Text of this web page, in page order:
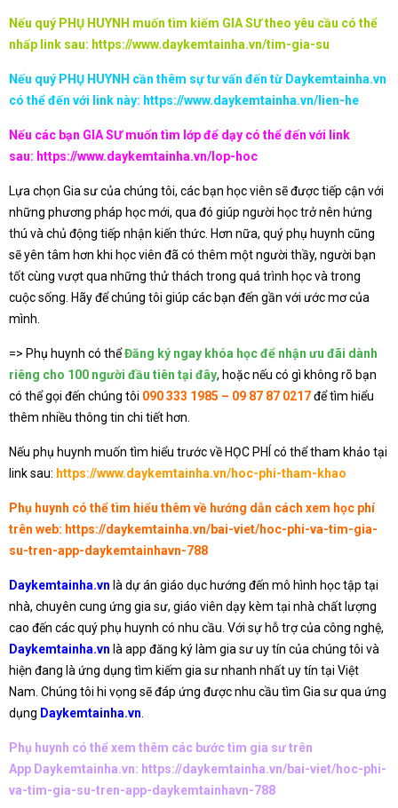
Nếu quý PHỤ HUYNH muốn tìm kiếm GIA SƯ theo yêu cầu có thể
nhấp link sau: https://www.daykemtainha.vn/tim-gia-su
Nếu quý PHỤ HUYNH cần thêm sự tư vấn đến từ Daykemtainha.vn
có thể đến với link này: https://www.daykemtainha.vn/lien-he
Nếu các bạn GIA SƯ muốn tìm lớp để dạy có thể đến với link
sau: https://www.daykemtainha.vn/lop-hoc
Lựa chọn Gia sư của chúng tôi, các bạn học viên sẽ được tiếp cận với
những phương pháp học mới, qua đó giúp người học trở nên hứng
thú và chủ động tiếp nhận kiến thức. Hơn nữa, quý phụ huynh cũng
sẽ yên tâm hơn khi học viên đã có thêm một người thầy, người bạn
tốt cùng vượt qua những thử thách trong quá trình học và trong
cuộc sống. Hãy để chúng tôi giúp các bạn đến gần với ước mơ của
mình.
=> Phụ huynh có thểĐăng ký ngay khóa học để nhận ưu đãi dành
riêng cho 100 người đầu tiên tại đây, hoặc nếu có gì không rõ bạn
có thể gọi đến chúng tôi 090 333 1985 – 09 87 87 0217để tìm hiểu
thêm nhiều thông tin chi tiết hơn.
Nếu phụ huynh muốn tìm hiểu trước về HỌC PHÍ có thể tham khảo tại
link sau: https://www.daykemtainha.vn/hoc-phi-tham-khao
Phụ huynh có thể tìm hiểu thêm về hướng dẫn cách xem học phí
trên web: https://daykemtainha.vn/bai-viet/hoc-phi-va-tim-gia-
su-tren-app-daykemtainhavn-788
Daykemtainha.vn là dự án giáo dục hướng đến mô hình học tập tại
nhà, chuyên cung ứng gia sư, giáo viên dạy kèm tại nhà chất lượng
cao đến các quý phụ huynh có nhu cầu. Với sự hỗ trợ của công nghệ,
Daykemtainha.vn là app đăng ký làm gia sư uy tín của chúng tôi và
hiện đang là ứng dụng tìm kiếm gia sư nhanh nhất uy tín tại Việt
Nam. Chúng tôi hi vọng sẽ đáp ứng được nhu cầu tìm Gia sư qua ứng
dụng Daykemtainha.vn
Phụ huynh có thể xem thêm các bước tìm gia sư trên
App Daykemtainha.vn: https://daykemtainha.vn/bai-viet/hoc-phi-
va-tim-gia-su-tren-app-daykemtainhavn-788